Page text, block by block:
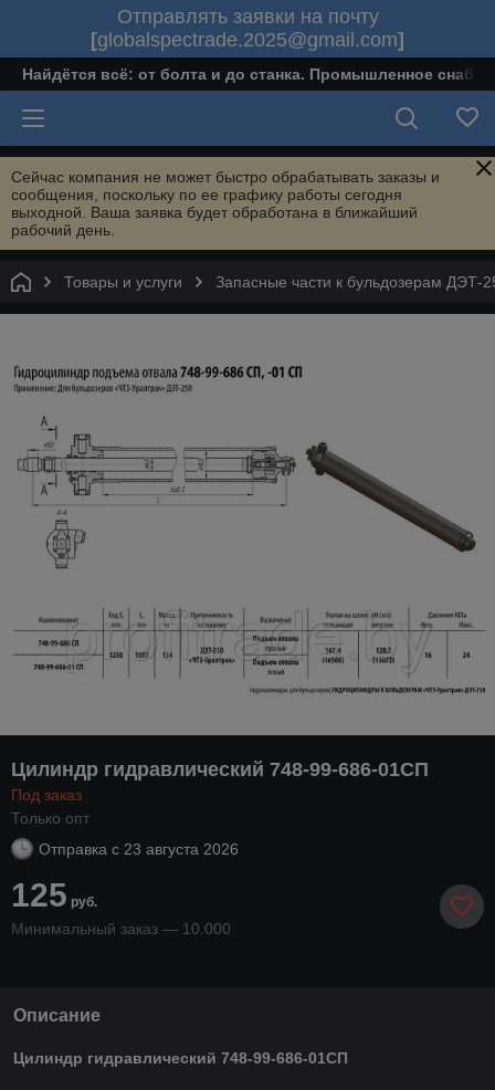
Отправлять заявки на почту
[globalspectrade.2025@gmail.com]
Найдётся всё: от болта и до станка. Промышленное
Сейчас компания не может быстро обрабатывать заказы и
сообщения, поскольку по ее графику работы сегодня
выходной. Ваша заявка будет обработана в ближайший
рабочий день.
Товары и услуги Запасные части к бульдозерам
Цилиндр гидравлический 748-99-686-01СП
Под заказ
Только опт
Отправка с 23 августа 2026
125 руб.
Минимальный заказ — 10.000
Описание
Цилиндр гидравлический 748-99-686-01СП